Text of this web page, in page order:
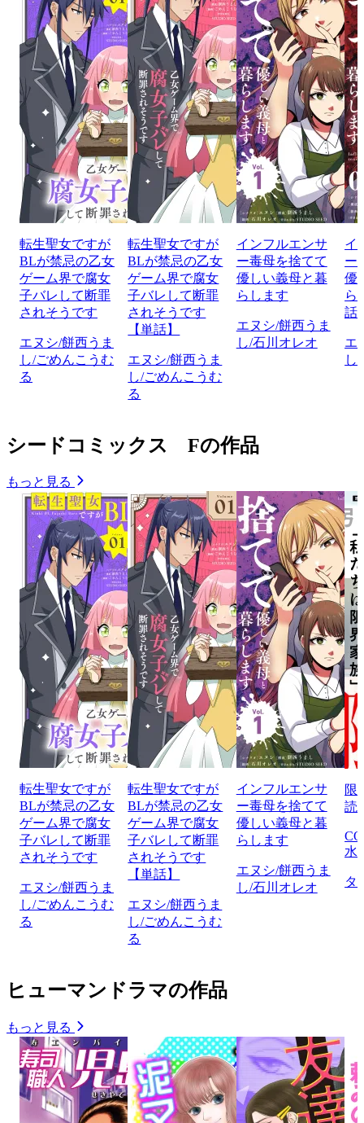
転生聖女ですが
BLが禁忌の乙女
ゲーム界で腐女
子バレして断罪
されそうです
エヌシ/餅西うま
し/ごめんこうむ
る
転生聖女ですが
BLが禁忌の乙女
ゲーム界で腐女
子バレして断罪
されそうです
【単話】
エヌシ/餅西うま
し/ごめんこうむ
る
インフルエンサ
ー毒母を捨てて
優しい義母と暮
らします
エヌシ/餅西うま
し/石川オレオ
イ
ー
優
ら
話
エ
し
シードコミックス Fの作品
もっと見る
転生聖女ですが
BLが禁忌の乙女
ゲーム界で腐女
子バレして断罪
されそうです
エヌシ/餅西うま
し/ごめんこうむ
る
転生聖女ですが
BLが禁忌の乙女
ゲーム界で腐女
子バレして断罪
されそうです
【単話】
エヌシ/餅西うま
し/ごめんこうむ
る
インフルエンサ
ー毒母を捨てて
優しい義母と暮
らします
エヌシ/餅西うま
し/石川オレオ
限
読
水
タ
ヒューマンドラマの作品
もっと見る